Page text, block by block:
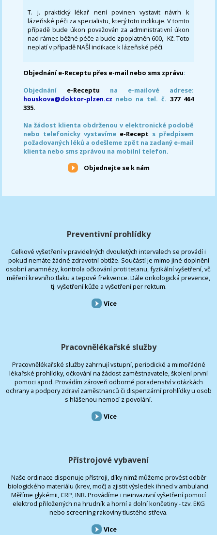
T. j. praktický lékař není povinen vystavit návrh k
lázeňské péči za specialistu, který toto indikuje. V tomto
případě bude úkon považován za administrativní úkon
nad rámec běžné péče a bude zpoplatněn 600,- Kč. Toto
neplatí v případě NAŠÍ indikace k lázeňské péči.
Objednání e-Receptu přes e-mail nebo sms zprávu:
Objednání e-Receptu na e-mailové adrese:
houskova@doktor-plzen.cz nebo na tel. č. 377 464
335.
Na žádost klienta obdrženou v elektronické podobě
nebo telefonicky vystavíme e-Recept s předpisem
požadovaných léků a odešleme zpět na zadaný e-mail
klienta nebo sms zprávou na mobilní telefon.
Objednejte se k nám
Preventivní prohlídky
Celkové vyšetření v pravidelných dvouletých intervalech se provádí i
pokud nemáte žádné zdravotní obtíže. Součástí je mimo jiné doplnění
osobní anamnézy, kontrola očkování proti tetanu, fyzikální vyšetření, vč.
měření krevního tlaku a tepové frekvence. Dále onkologická prevence,
tj. vyšetření kůže a vyšetření per rektum.
Více
Pracovnělékařské služby
Pracovnělékařské služby zahrnují vstupní, periodické a mimořádné
lékařské prohlídky, očkování na žádost zaměstnavatele, školení první
pomoci apod. Provádím zároveň odborné poradenství v otázkách
ochrany a podpory zdraví zaměstnanců či dispenzární prohlídky u osob
s hlášenou nemocí z povolání.
Více
Přístrojové vybavení
Naše ordinace disponuje přístroji, díky nimž můžeme provést odběr
biologického materiálu (krev, moč) a zjistit výsledek ihned v ambulanci.
Měříme glykémii, CRP, INR. Provádíme i neinvazivní vyšetření pomocí
elektrod přiložených na hrudník a horní a dolní končetiny - tzv. EKG
nebo screening rakoviny tlustého střeva.
Více